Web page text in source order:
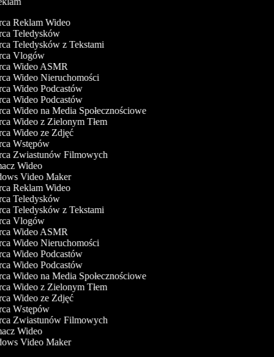
Reklam Wideo
Teledysków
Teledysków z Tekstami
Vlogów
Wideo ASMR
Wideo Nieruchomości
Wideo Podcastów
Wideo Podcastów
Wideo na Media Społecznościowe
Wideo z Zielonym Tłem
Wideo ze Zdjęć
Wstępów
Zwiastunów Filmowych
Wideo
Video Maker
Reklam Wideo
Teledysków
Teledysków z Tekstami
Vlogów
Wideo ASMR
Wideo Nieruchomości
Wideo Podcastów
Wideo Podcastów
Wideo na Media Społecznościowe
Wideo z Zielonym Tłem
Wideo ze Zdjęć
Wstępów
Zwiastunów Filmowych
Wideo
Video Maker